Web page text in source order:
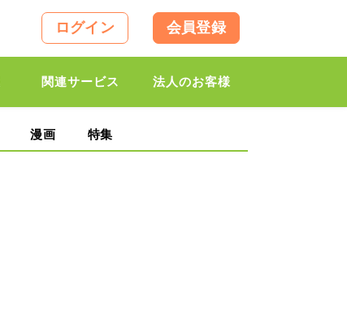
ログイン 会員登録
関連サービス 法人のお客様
漫画 特集